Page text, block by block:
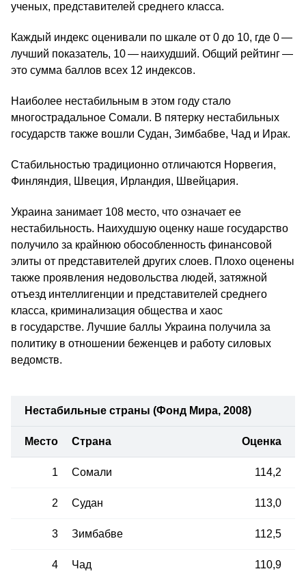
ученых, представителей среднего класса.
Каждый индекс оценивали по шкале от 0 до 10, где 0 —
лучший показатель, 10 — наихудший. Общий рейтинг —
это сумма баллов всех 12 индексов.
Наиболее нестабильным в этом году стало
многострадальное Сомали. В пятерку нестабильных
государств также вошли Судан, Зимбабве, Чад и Ирак.
Стабильностью традиционно отличаются Норвегия,
Финляндия, Швеция, Ирландия, Швейцария.
Украина занимает 108 место, что означает ее
нестабильность. Наихудшую оценку наше государство
получило за крайнюю обособленность финансовой
элиты от представителей других слоев. Плохо оценены
также проявления недовольства людей, затяжной
отъезд интеллигенции и представителей среднего
класса, криминализация общества и хаос
в государстве. Лучшие баллы Украина получила за
политику в отношении беженцев и работу силовых
ведомств.
Нестабильные страны (Фонд Мира, 2008)
Место Страна Оценка
1 Сомали 114,2
2 Судан 113,0
3 Зимбабве 112,5
4 Чад 110,9